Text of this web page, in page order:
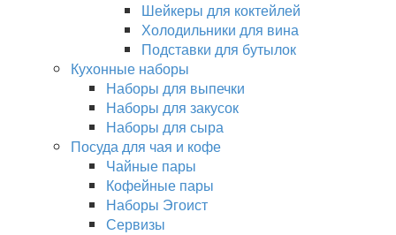
Шейкеры для коктейлей
Холодильники для вина
Подставки для бутылок
Кухонные наборы
Наборы для выпечки
Наборы для закусок
Наборы для сыра
Посуда для чая и кофе
Чайные пары
Кофейные пары
Наборы Эгоист
Сервизы